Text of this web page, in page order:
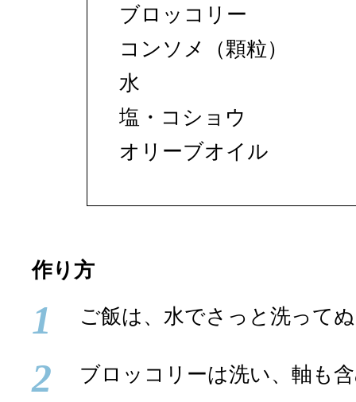
ブロッコリー
コンソメ（顆粒）
水
塩・コショウ
オリーブオイル
作り方
1 ご飯は、水でさっと洗って
2 ブロッコリーは洗い、軸も